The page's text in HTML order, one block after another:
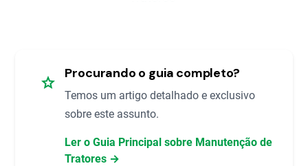
star Procurando o guia completo?
Temos um artigo detalhado e exclusivo
sobre este assunto.
Ler o Guia Principal sobre Manutenção de
Tratores →